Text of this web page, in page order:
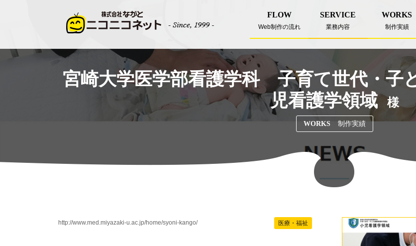
FLOW
Web制作の流れ
SERVICE
業務内容
WORKS
制作実績
宮崎大学医学部看護学科 子育て世代・子
児看護学領域
様
WORKS 制作実績
http://www.med.miyazaki-u.ac.jp/home/syoni-kango/ 医療・福祉